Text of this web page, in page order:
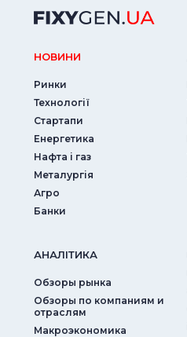
НОВИНИ
Ринки
Технології
Стартапи
Енергетика
Нафта і газ
Металургія
Агро
Банки
АНАЛIТИКА
Обзоры рынка
Обзоры по компаниям и
отраслям
Макроэкономика